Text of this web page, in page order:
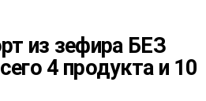
из зефира БЕЗ
4 продукта и 10